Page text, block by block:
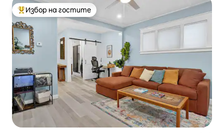
Най-популярен избор на гостите
Избор на гостите